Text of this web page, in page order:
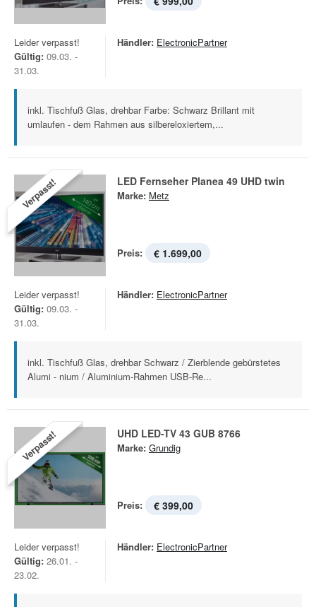
Leider verpasst!
Gültig: 09.03. -
31.03.
Händler: ElectronicPartner
inkl. Tischfuß Glas, drehbar Farbe: Schwarz Brillant mit
umlaufen - dem Rahmen aus silbereloxiertem,...
Verpasst! LED Fernseher Planea 49 UHD twin
Marke: Metz
Preis: € 1.699,00
Leider verpasst!
Gültig: 09.03. -
31.03.
Händler: ElectronicPartner
inkl. Tischfuß Glas, drehbar Schwarz / Zierblende gebürstetes
Alumi - nium / Aluminium-Rahmen USB-Re...
Verpasst! UHD LED-TV 43 GUB 8766
Marke: Grundig
Preis: € 399,00
Leider verpasst!
Gültig: 26.01. -
23.02.
Händler: ElectronicPartner